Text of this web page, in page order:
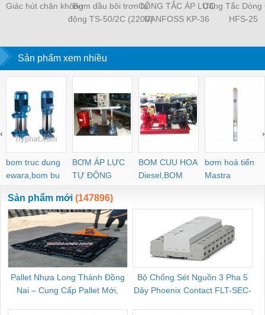
Giác hút chân khôngBơm dầu bôi trơn tự
động TS-50/2C (220V)
CÔNG TẮC ÁP LỰC
DANFOSS KP-36
Công Tắc Dòng
HFS-25
Sản phẩm xem nhiều
bom truc dung
ewara,bom bu
ewara
BƠM ÁP LỰC
TỰ ĐỘNG
BOM CUU HOA
Diesel,BOM
CHUA CHAY
bơm hoả tiển
Mastra
‹ ›
Sản phẩm mới (147896)
Pallet Nhựa Long Thành Đồng
Nai – Cung Cấp Pallet Mới,
Bộ Chống Sét Nguồn 3 Pha 5
Dây Phoenix Contact FLT-SEC-